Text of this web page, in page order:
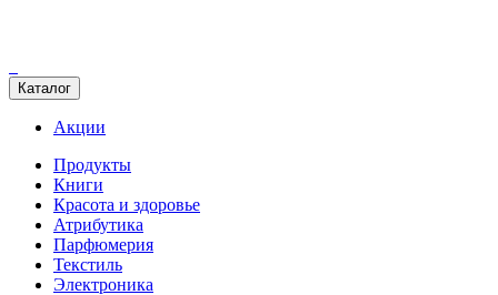
Каталог
Акции
Продукты
Книги
Красота и здоровье
Атрибутика
Парфюмерия
Текстиль
Электроника